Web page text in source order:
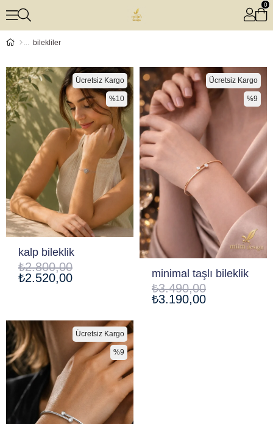
0
bilekliler
kalp bileklik
₺2.520,00
₺2.800,00
Ücretsiz Kargo
%10
minimal taşlı bileklik
₺3.190,00
₺3.490,00
Ücretsiz Kargo
%9
Ücretsiz Kargo
%9